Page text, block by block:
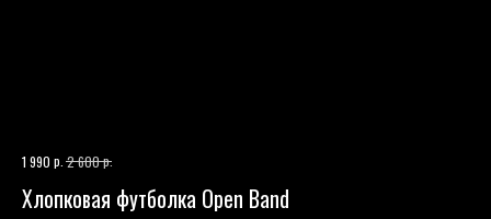
1 990 р. 2 600р.
Хлопковая футболка Open Band